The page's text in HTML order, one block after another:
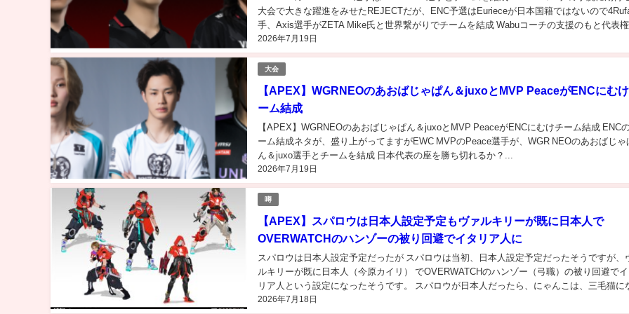
2026年7月19日
大会で大きな躍進をみせたREJECTだが、ENC予選はEurieceが日本国籍ではないので
手、Axis選手がZETA Mike氏と世界繋がりでチームを結成 Wabuコーチの支援のもと代表権
勝ち取り...
大会
【APEX】WGRNEOのあおばじゃぱん＆juxoとMVP PeaceがENCにむ
ーム結成
2026年7月19日
【APEX】WGRNEOのあおばじゃぱん＆juxoとMVP PeaceがENCにむけチーム結成 ENC
ーム結成ネタが、盛り上がってますがEWC MVPのPeace選手が、WGR NEOのあおばじゃ
ん＆juxo選手とチームを結成 日本代表の座を勝ち切れるか？...
噂
【APEX】スパロウは日本人設定予定もヴァルキリーが既に日本人で
OVERWATCHのハンゾーの被り回避でイタリア人に
2026年7月18日
スパロウは日本人設定予定だったが スパロウは当初、日本人設定予定だったそうですが、
ルキリーが既に日本人（今原カイリ） でOVERWATCHのハンゾー（弓職）の被り回避でイ
リア人という設定になったそうです。 スパロウが日本人だったら、にゃんこは、三毛猫に
ていたのでしょうか？ ...